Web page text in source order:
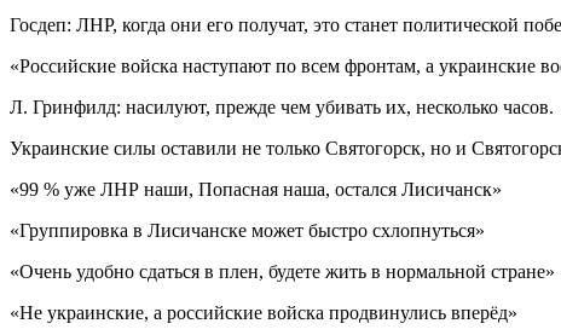
Госдеп: ЛНР, когда они его получат, это станет политической
«Российские войска наступают по всем фронтам, а украинские
Л. Гринфилд: насилуют, прежде чем убивать их, несколько часов.
Украинские силы оставили не только Святогорск, но и
«99 % уже ЛНР наши, Попасная наша, остался Лисичанск»
«Группировка в Лисичанске может быстро схлопнуться»
«Очень удобно сдаться в плен, будете жить в нормальной стране»
«Не украинские, а российские войска продвинулись вперёд»